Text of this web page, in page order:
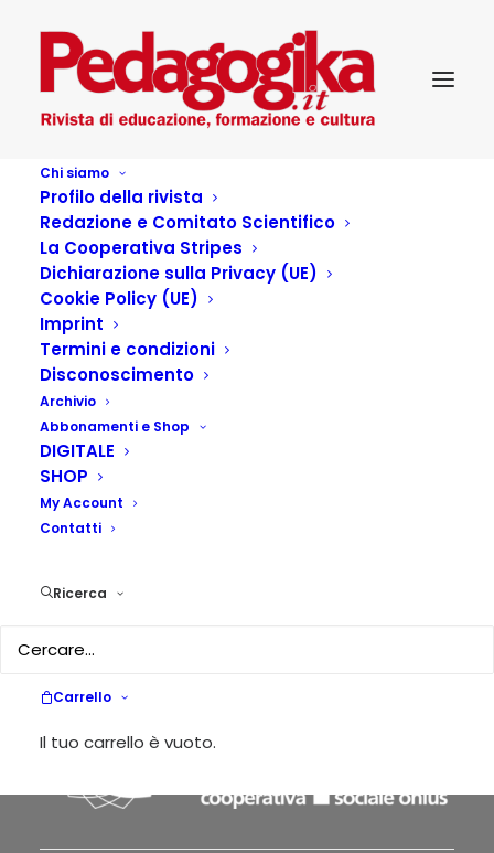
Chi siamo
Profilo della rivista
Redazione e Comitato Scientifico
La Cooperativa Stripes
Dichiarazione sulla Privacy (UE)
Cookie Policy (UE)
Imprint
Termini e condizioni
Disconoscimento
Archivio
Abbonamenti e Shop
DIGITALE
SHOP
My Account
Contatti
Ricerca
Carrello
Il tuo carrello è vuoto.
Autore:Elisa Viganò Botturi
Articoli dell'autore
Impauriti perchè soli